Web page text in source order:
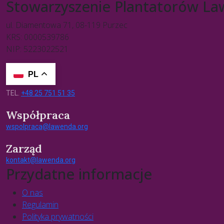
Stowarzyszenie Plantatorów
ul. Diamentowa 71, 08-119 Purzec
KRS: 0000539786
NIP: 5223022521
PL
TEL. +48 25 751 51 35
Współpraca
wspolpraca@lawenda.org
Zarząd
kontakt@lawenda.org
Przydatne informacje
O nas
Regulamin
Polityka prywatności